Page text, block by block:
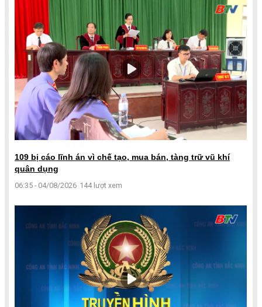
109 bị cáo lĩnh án vì chế tạo, mua bán, tàng trữ vũ khí
quân dụng
06:35 - 04/08/2026 144 lượt xem